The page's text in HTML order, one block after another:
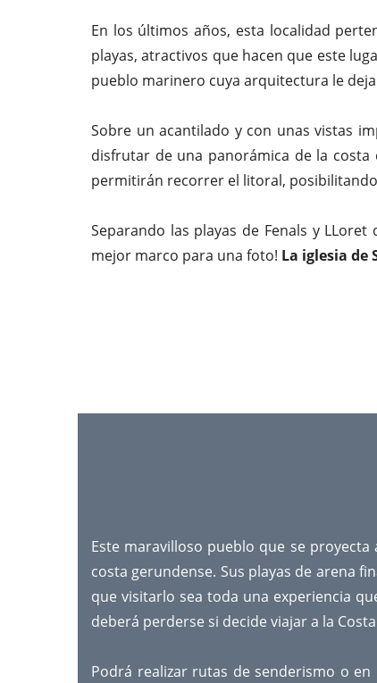
En los últimos años, esta localidad
playas, atractivos que hacen que este
pueblo marinero cuya arquitectura le
Sobre un acantilado y con unas vistas
disfrutar de una panorámica de la
permitirán recorrer el litoral,
Separando las playas de Fenals y
mejor marco para una foto! La iglesia de
Este maravilloso pueblo que se
costa gerundense. Sus playas de arena
que visitarlo sea toda una experiencia
deberá perderse si decide viajar a la
Podrá realizar rutas de senderismo o